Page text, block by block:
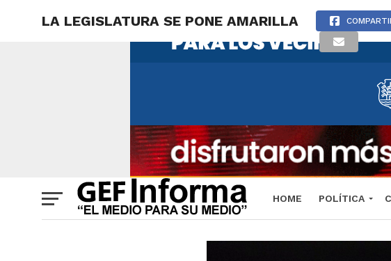
HOME POLÍTICA
LA LEGISLATURA SE PONE AMARILLA